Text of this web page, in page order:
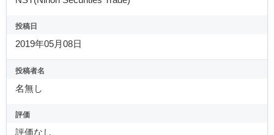
投稿日
2019年05月08日
投稿者名
名無し
評価
評価なし